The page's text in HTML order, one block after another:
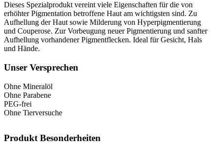
Dieses Spezialprodukt vereint viele Eigenschaften für die von
erhöhter Pigmentation betroffene Haut am wichtigsten sind. Zu
Aufhellung der Haut sowie Milderung von Hyperpigmentierung
und Couperose. Zur Vorbeugung neuer Pigmentierung und sanfter
Aufhellung vorhandener Pigmentflecken. Ideal für Gesicht, Hals
und Hände.
Unser Versprechen
Ohne Mineralöl
Ohne Parabene
PEG-frei
Ohne Tierversuche
Produkt Besonderheiten